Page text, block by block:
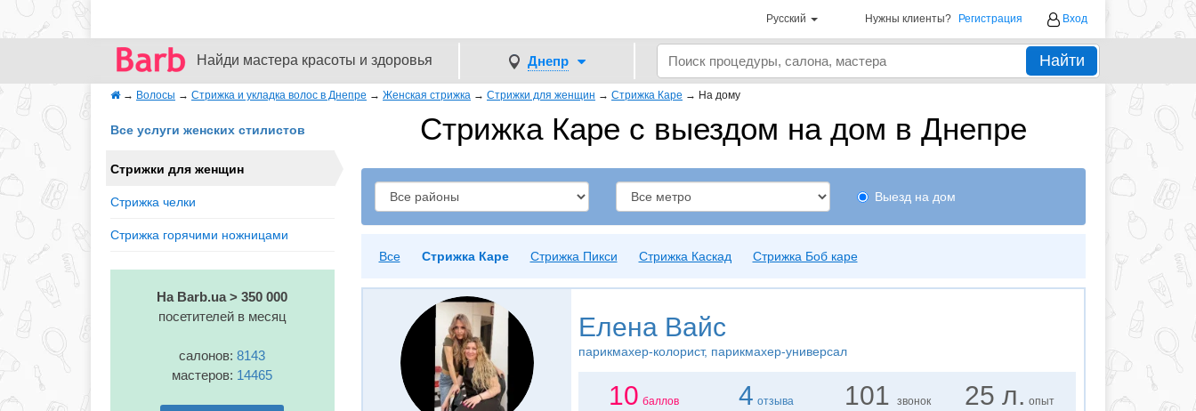
Русский Нужны клиенты? Регистрация Вход
Найди мастера красоты и здоровья Днепр Найти
→ Волосы → Стрижка и укладка волос в Днепре → Женская стрижка → Стрижки для женщин → Стрижка Каре → На дому
Стрижка Каре с выездом на дом в Днепре
Выезд на дом
Все Стрижка Каре Стрижка Пикси Стрижка Каскад Стрижка Боб каре
Все услуги женских стилистов
Стрижки для женщин
Стрижка челки
Стрижка горячими ножницами
На Barb.ua > 350 000
посетителей в месяц
салонов:8143
мастеров: 14465
Елена Вайс
парикмахер-колорист, парикмахер-универсал
10 баллов 4 отзыва 101 звонок 25 л. опыт